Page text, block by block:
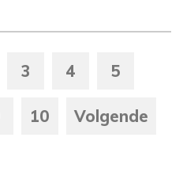
3 4 5
10 Volgende